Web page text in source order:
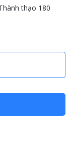
thạo 180